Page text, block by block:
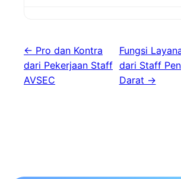
← Pro dan Kontra
dari Pekerjaan Staff
AVSEC
Fungsi
dari Staff
Darat →